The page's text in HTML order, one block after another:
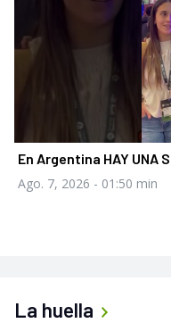
En Argentina HAY UNA
Ago. 7, 2026 - 01:50 min
La huella